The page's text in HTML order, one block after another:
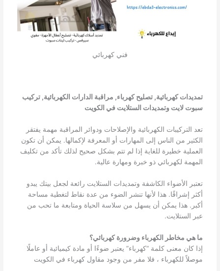
فني كهربائي
تمديدات كهربائية, تصليح كهرباء, مراقبة الدارات الكهربائية, تركيب
سبوت لايت وتمديدات الستلايت في الكويت
تعد التركيبات الكهربائية والإصلاحات ودوائر المراقبة مهمة يفتقر
الكثير من الناس إلى المهارات أو المعرفة لإكمالها. يمكن أن تكون
العملية خطيرة للغاية إذا لم تتم بشكل صحيح لذلك تأكد من تكليف
المهمة لكهربائي ذو خبرة ومهارة عالية.
تعتبر الأضواء الكاشفة وتمديدات الستلايت رائعة لجعل بيتك يبدو
أكثر إشراقًا. هذا لأنها تنشر الضوء من عدة نقاط لتغطية مساحة
أكبر. هذا يمكن أن يسهل من سلاسة الحياة ومتابعة ما تحب من
عبر الستلايت.
ما هي مخاطر الكهرباء وضرورة كهربائي؟
إذا كان معنى كلمة “كهرباء” يعتبر ضوءًا أو مادة كيميائية أو عاملًا
موصلاً للكهرباء ، فلا مفر من وجود مقاول كهرباء في الكويت